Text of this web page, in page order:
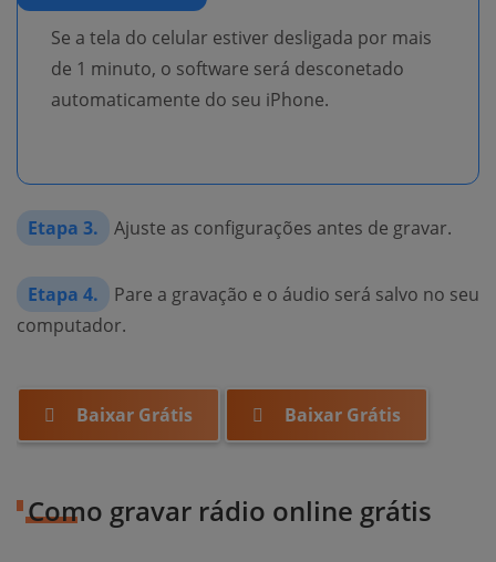
Se a tela do celular estiver desligada por mais
de 1 minuto, o software será desconetado
automaticamente do seu iPhone.
Etapa 3. Ajuste as configurações antes de gravar.
Etapa 4.
Pare a gravação e o áudio será salvo no seu
computador.
Baixar Grátis Baixar Grátis
Como gravar rádio online grátis